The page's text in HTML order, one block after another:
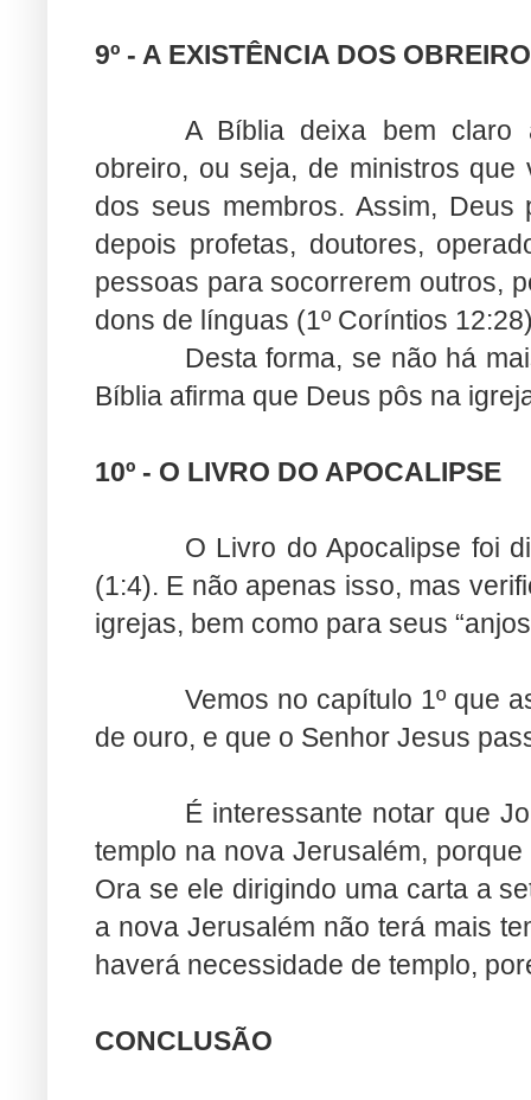
9º - A EXISTÊNCIA DOS
A Bíblia deixa bem claro
obreiro, ou seja, de ministros
dos seus membros. Assim, Deus
depois profetas, doutores,
pessoas para socorrerem outros,
dons de línguas (1º Coríntios
Desta forma, se não há
Bíblia afirma que Deus pôs na
10º - O LIVRO DO APOCALIPSE
O Livro do Apocalipse foi
(1:4). E não apenas isso, mas
igrejas, bem como para seus
Vemos no capítulo 1º que
de ouro, e que o Senhor Jesus
É interessante notar que
templo na nova Jerusalém,
Ora se ele dirigindo uma carta a
a nova Jerusalém não terá mais
haverá necessidade de templo,
CONCLUSÃO